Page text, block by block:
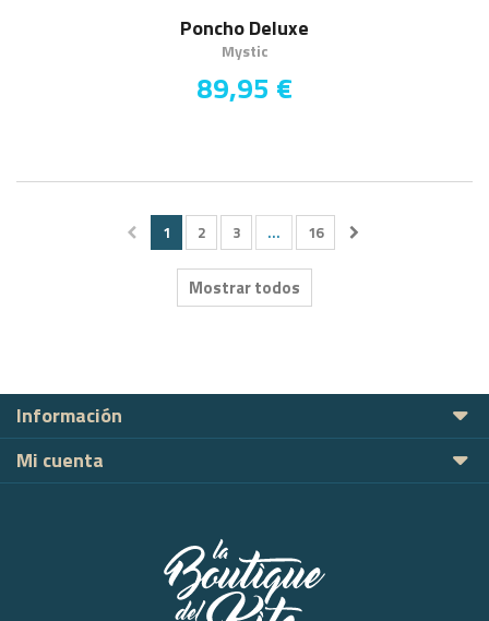
Poncho Deluxe
Mystic
89,95 €
Mostrar todos
1 2 3 ... 16
Información
Mi cuenta